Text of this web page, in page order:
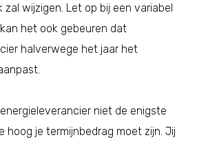
zal wijzigen. Let op bij een variabel
het ook gebeuren dat
halverwege het jaar het
niet de enigste
hoog je termijnbedrag moet zijn. Jij